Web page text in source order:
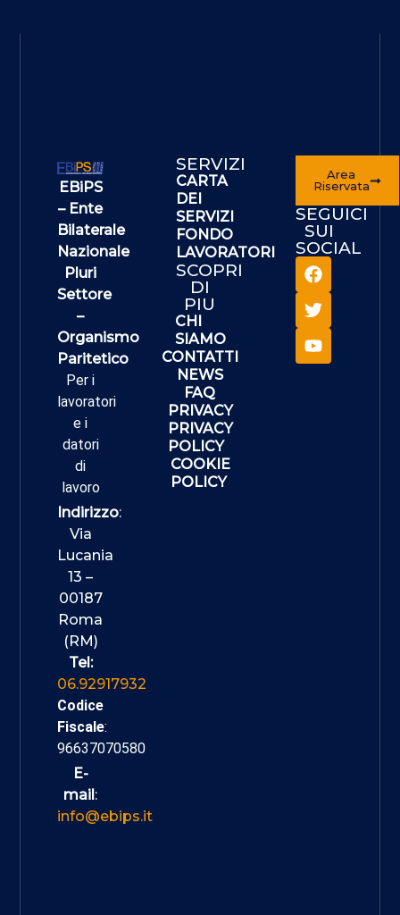
EBiPS
– Ente
Bilaterale
Nazionale
Pluri
Settore
–
Organismo
Paritetico
Per i
lavoratori
e i
datori
di
lavoro
Indirizzo:
Via
Lucania
13 –
00187
Roma
(RM)
Tel:
06.92917932
Codice
Fiscale:
96637070580
E-
mail :
info@ebips.it
SERVIZI
CARTA
DEI
SERVIZI
FONDO
LAVORATORI
SCOPRI
DI
PIU
CHI
SIAMO
CONTATTI
NEWS
FAQ
PRIVACY
PRIVACY
POLICY
COOKIE
POLICY
Area
Riservata
SEGUICI
SUI
SOCIAL